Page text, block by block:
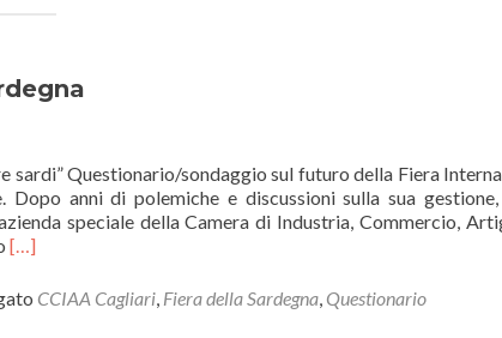
sardi” Questionario/sondaggio sul futuro della Fiera
anni di polemiche e discussioni sulla sua
speciale della Camera di Industria, Commercio,
Leggi
piùSpeciale
[…]
CCIAA Cagliari, Fiera della Sardegna, Questionario